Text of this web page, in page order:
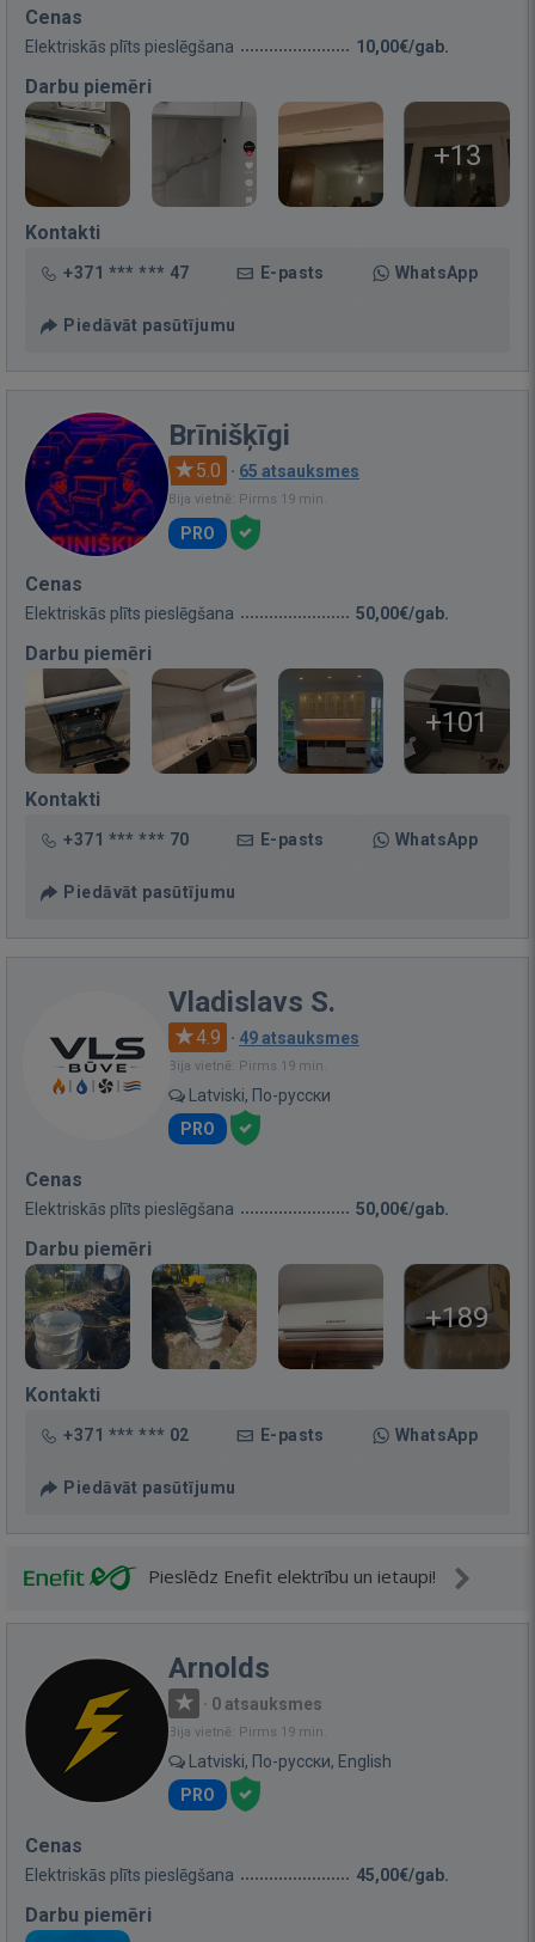
Cenas
Elektriskās plīts pieslēgšana 10,00€/gab.
Darbu piemēri
+13
Kontakti
+371 *** *** 47 E-pasts WhatsApp
Piedāvāt pasūtījumu
Brīnišķīgi
5.0 · 65 atsauksmes
Bija vietnē: Pirms 19 min.
PRO
Cenas
Elektriskās plīts pieslēgšana 50,00€/gab.
Darbu piemēri
+101
Kontakti
+371 *** *** 70 E-pasts WhatsApp
Piedāvāt pasūtījumu
Vladislavs S.
4.9 · 49 atsauksmes
Bija vietnē: Pirms 19 min.
Latviski, По-русски
PRO
Cenas
Elektriskās plīts pieslēgšana 50,00€/gab.
Darbu piemēri
+189
Kontakti
+371 *** *** 02 E-pasts WhatsApp
Piedāvāt pasūtījumu
Pieslēdz Enefit elektrību un ietaupi!
Arnolds
· 0 atsauksmes
Bija vietnē: Pirms 19 min.
Latviski, По-русски, English
PRO
Cenas
Elektriskās plīts pieslēgšana 45,00€/gab.
Darbu piemēri